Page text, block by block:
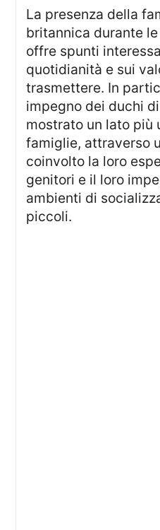
La presenza della famiglia reale
britannica durante
offre spunti
quotidianità e sui
trasmettere. In
impegno dei duchi
mostrato un lato più
famiglie, attraverso
coinvolto la loro
genitori e il loro
ambienti di
piccoli.